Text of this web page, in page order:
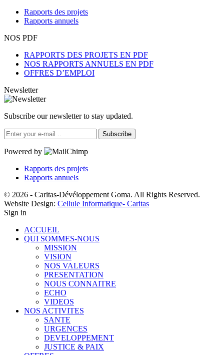
Rapports des projets
Rapports annuels
NOS PDF
RAPPORTS DES PROJETS EN PDF
NOS RAPPORTS ANNUELS EN PDF
OFFRES D’EMPLOI
Newsletter
Subscribe our newsletter to stay updated.
Subscribe
Powered by
Rapports des projets
Rapports annuels
© 2026 - Caritas-Dévéloppement Goma. All Rights Reserved.
Website Design: Cellule Informatique- Caritas
Sign in
ACCUEIL
QUI SOMMES-NOUS
MISSION
VISION
NOS VALEURS
PRESENTATION
NOUS CONNAITRE
ECHO
VIDEOS
NOS ACTIVITES
SANTE
URGENCES
DEVELOPPEMENT
JUSTICE & PAIX